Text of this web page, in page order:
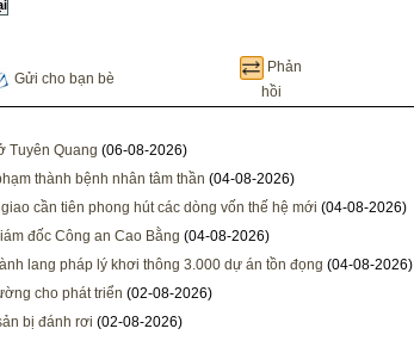
Gửi cho bạn bè
Phản
hồi
Tuyên Quang (06-08-2026)
thành bệnh nhân tâm thần (04-08-2026)
cần tiên phong hút các dòng vốn thế hệ mới (04-08-2026)
đốc Công an Cao Bằng (04-08-2026)
lang pháp lý khơi thông 3.000 dự án tồn đọng (04-08-2026)
cho phát triển (02-08-2026)
bị đánh rơi (02-08-2026)